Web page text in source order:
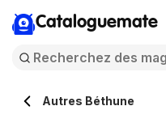
Cataloguemate
Autres Béthune